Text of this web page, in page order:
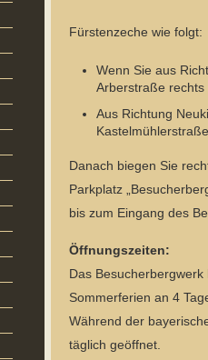
Fürstenzeche wie folgt:
Wenn Sie aus
Arberstraße rechts
Aus Richtung
Danach biegen Sie
Parkplatz
bis zum Eingang des
Öffnungszeiten:
Das
Sommerferien an 4
Während der
täglich geöffnet.